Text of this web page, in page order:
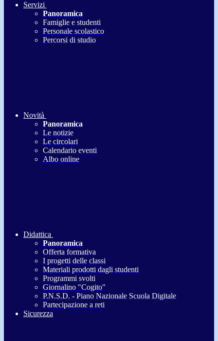
Servizi
Panoramica
Famiglie e studenti
Personale scolastico
Percorsi di studio
Novità
Panoramica
Le notizie
Le circolari
Calendario eventi
Albo online
Didattica
Panoramica
Offerta formativa
I progetti delle classi
Materiali prodotti dagli studenti
Programmi svolti
Giornalino "Cogito"
P.N.S.D. - Piano Nazionale Scuola Digitale
Partecipazione a reti
Sicurezza